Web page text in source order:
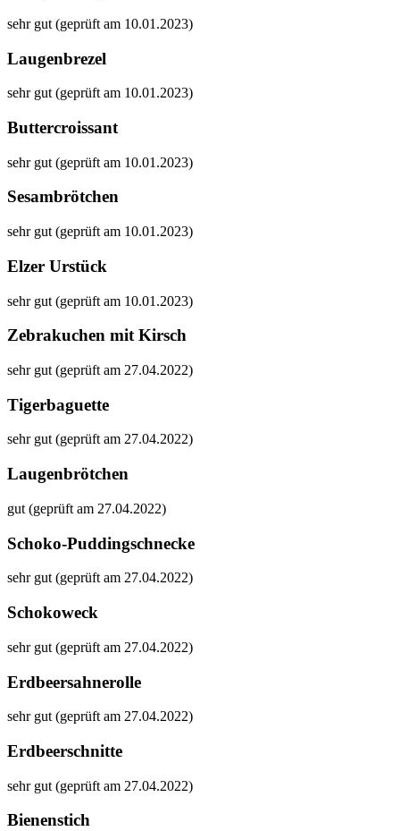
sehr gut (geprüft am 10.01.2023)
Laugenbrezel
sehr gut (geprüft am 10.01.2023)
Buttercroissant
sehr gut (geprüft am 10.01.2023)
Sesambrötchen
sehr gut (geprüft am 10.01.2023)
Elzer Urstück
sehr gut (geprüft am 10.01.2023)
Zebrakuchen mit Kirsch
sehr gut (geprüft am 27.04.2022)
Tigerbaguette
sehr gut (geprüft am 27.04.2022)
Laugenbrötchen
gut (geprüft am 27.04.2022)
Schoko-Puddingschnecke
sehr gut (geprüft am 27.04.2022)
Schokoweck
sehr gut (geprüft am 27.04.2022)
Erdbeersahnerolle
sehr gut (geprüft am 27.04.2022)
Erdbeerschnitte
sehr gut (geprüft am 27.04.2022)
Bienenstich